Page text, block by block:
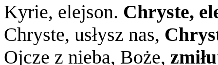
Kyrie, elejson. Chryste,
Chryste, usłysz nas,
Ojcze z nieba, Boże,